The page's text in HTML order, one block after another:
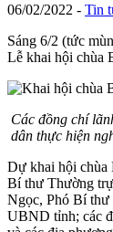
06/02/2022 - Tin
Sáng 6/2 (tức
Lễ khai hội chùa
Các đồng chí
dân thực hiện
Dự khai hội chùa
Bí thư Thường
Ngọc, Phó Bí
UBND tỉnh; các